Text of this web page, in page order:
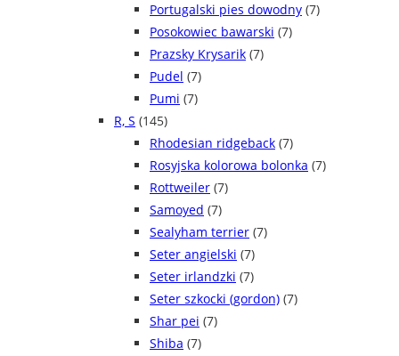
Portugalski pies dowodny (7)
Posokowiec bawarski (7)
Prazsky Krysarik (7)
Pudel (7)
Pumi (7)
R, S (145)
Rhodesian ridgeback (7)
Rosyjska kolorowa bolonka (7)
Rottweiler (7)
Samoyed (7)
Sealyham terrier (7)
Seter angielski (7)
Seter irlandzki (7)
Seter szkocki (gordon) (7)
Shar pei (7)
Shiba (7)